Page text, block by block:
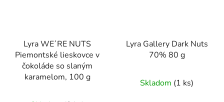
Lyra WE´RE NUTS
Piemontské lieskovce v
čokoláde so slaným
karamelom, 100 g
Lyra Gallery Dark Nuts
70% 80 g
Skladom (1 ks)